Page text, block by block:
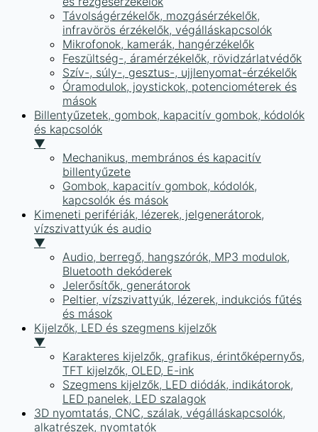
Távolságérzékelők, mozgásérzékelők,
infravörös érzékelők, végálláskapcsolók
Mikrofonok, kamerák, hangérzékelők
Feszültség-, áramérzékelők, rövidzárlatvédők
Szív-, súly-, gesztus-, ujjlenyomat-érzékelők
Óramodulok, joystickok, potenciométerek és
mások
Billentyűzetek, gombok, kapacitív gombok, kódolók
és kapcsolók
▼
Mechanikus, membrános és kapacitív
billentyűzete
Gombok, kapacitív gombok, kódolók,
kapcsolók és mások
Kimeneti perifériák, lézerek, jelgenerátorok,
vízszivattyúk és audio
▼
Audio, berregő, hangszórók, MP3 modulok,
Bluetooth dekóderek
Jelerősítők, generátorok
Peltier, vízszivattyúk, lézerek, indukciós fűtés
és mások
Kijelzők, LED és szegmens kijelzők
▼
Karakteres kijelzők, grafikus, érintőképernyős,
TFT kijelzők, OLED, E-ink
Szegmens kijelzők, LED diódák, indikátorok,
LED panelek, LED szalagok
3D nyomtatás, CNC, szálak, végálláskapcsolók,
alkatrészek, nyomtatók